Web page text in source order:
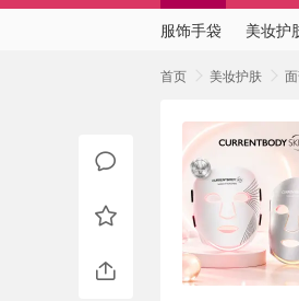
服饰手袋 美妆护
首页 美妆护肤